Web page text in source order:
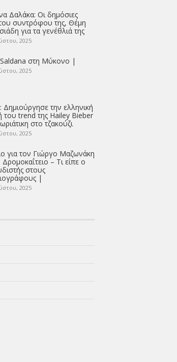
Δαλάκα: Οι δημόσιες
συντρόφου της, Θέμη
για τα γενέθλιά της
2025
στη Μύκονο |
2025
Δημιούργησε την ελληνική
του trend της Hailey Bieber
στο τζακούζι
2025
για τον Γιώργο Μαζωνάκη
– Τι είπε ο
στους
|
2025